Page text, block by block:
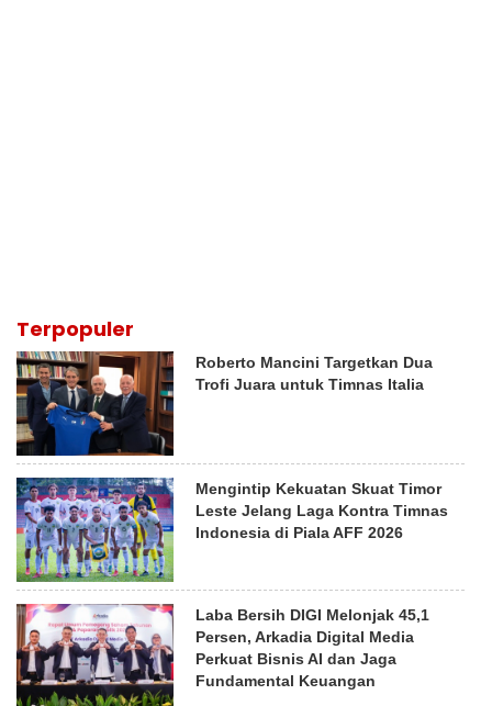
Terpopuler
Roberto Mancini Targetkan Dua
Trofi Juara untuk Timnas Italia
Mengintip Kekuatan Skuat Timor
Leste Jelang Laga Kontra Timnas
Indonesia di Piala AFF 2026
Laba Bersih DIGI Melonjak 45,1
Persen, Arkadia Digital Media
Perkuat Bisnis AI dan Jaga
Fundamental Keuangan